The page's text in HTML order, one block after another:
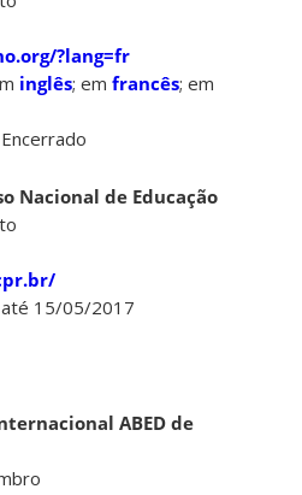
?lang=fr
inglês; emfrancês; em
Nacional de Educação
até 15/05/2017
ABED de